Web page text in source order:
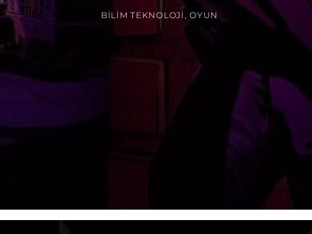
BILIM TEKNOLOJI ,OYUN